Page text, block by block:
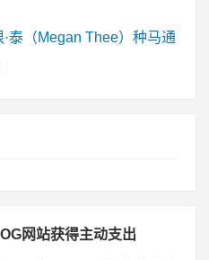
泰（Megan Thee）种马通
网站获得主动支出